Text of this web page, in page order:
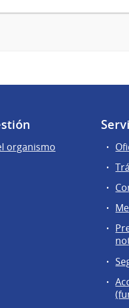
organismo